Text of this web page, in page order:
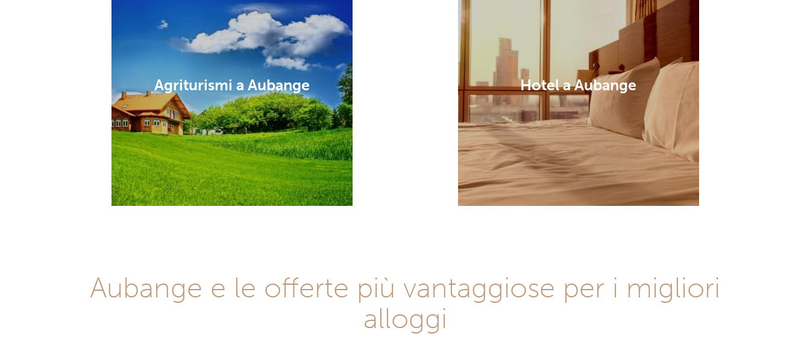
Agriturismi a Aubange Hotel a Aubange
Aubange e le offerte più vantaggiose per i migliori
alloggi